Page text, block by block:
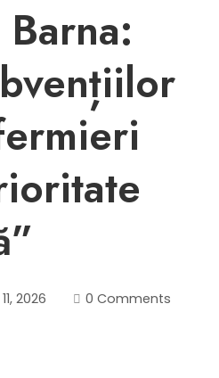
Barna:
2026 0 Comments